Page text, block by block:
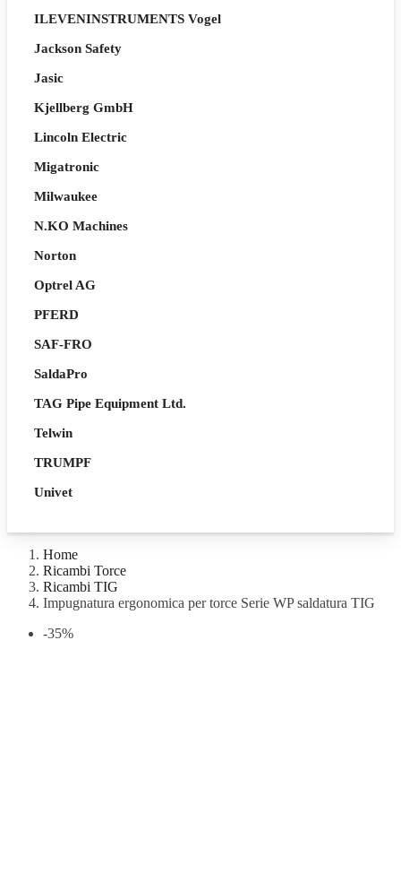
ILEVENINSTRUMENTS Vogel
Jackson Safety
Jasic
Kjellberg GmbH
Lincoln Electric
Migatronic
Milwaukee
N.KO Machines
Norton
Optrel AG
PFERD
SAF-FRO
SaldaPro
TAG Pipe Equipment Ltd.
Telwin
TRUMPF
Univet
Home
Ricambi Torce
Ricambi TIG
Impugnatura ergonomica per torce Serie WP saldatura TIG
-35%